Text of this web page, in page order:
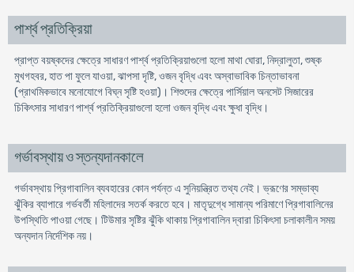
পার্শ্ব প্রতিক্রিয়া
প্রাপ্ত বয়ষ্কদের ক্ষেত্রে সাধারণ পার্শ্ব প্রতিক্রিয়াগুলো হলো মাথা ঘোরা, নিদ্রালুতা, শুষ্ক
মুখগহবর, হাত পা ফুলে যাওয়া, ঝাপসা দৃষ্টি, ওজন বৃদ্ধি এবং অস্বাভাবিক চিন্তাভাবনা
(প্রাথমিকভাবে মনোযোগে বিঘ্ন সৃষ্টি হওয়া)। শিশুদের ক্ষেত্রে পার্সিয়াল অনসেট সিজারের
চিকিৎসার সাধারণ পার্শ্ব প্রতিক্রিয়াগুলো হলো ওজন বৃদ্ধি এবং ক্ষুধা বৃদ্ধি।
গর্ভাবস্থায় ও স্তন্যদানকালে
গর্ভাবস্থায় প্রিগাবালিন ব্যবহারের কোন পর্যন্ত এ সুনিয়ন্ত্রিত তথ্য নেই। ভ্রূণের সম্ভাব্য
ঝুঁকির ব্যাপারে গর্ভবর্তী মহিলাদের সতর্ক করতে হবে। মাতৃদুগ্ধে সামান্য পরিমাণে প্রিগাবালিনের
উপস্থিতি পাওয়া গেছে। টিউমার সৃষ্টির ঝুঁকি থাকায় প্রিগাবালিন দ্বারা চিকিৎসা চলাকালীন সময়
অন্যদান নির্দেশিক নয়।